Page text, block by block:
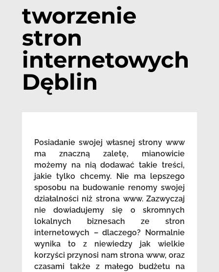
tworzenie
stron
internetowych
Dęblin
Posiadanie swojej własnej strony www
ma znaczną zaletę, mianowicie
możemy na nią dodawać takie treści,
jakie tylko chcemy. Nie ma lepszego
sposobu na budowanie renomy swojej
działalności niż strona www. Zazwyczaj
nie dowiadujemy się o skromnych
lokalnych biznesach ze stron
internetowych – dlaczego? Normalnie
wynika to z niewiedzy jak wielkie
korzyści przynosi nam strona www, oraz
czasami także z małego budżetu na